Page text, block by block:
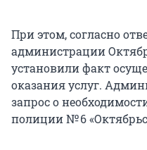
При этом, согласно
администрации
установили факт
оказания услуг.
запрос о
полиции № 6